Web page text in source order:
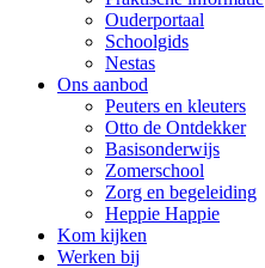
Ouderportaal
Schoolgids
Nestas
Ons aanbod
Peuters en kleuters
Otto de Ontdekker
Basisonderwijs
Zomerschool
Zorg en begeleiding
Heppie Happie
Kom kijken
Werken bij